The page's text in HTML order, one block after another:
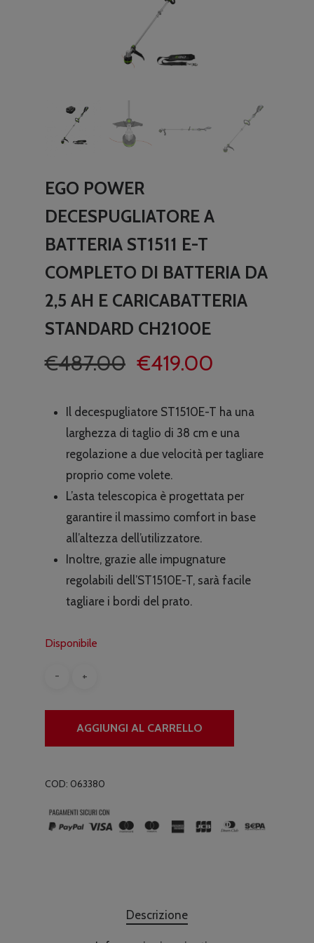
EGO POWER
DECESPUGLIATORE A
BATTERIA ST1511 E-T
COMPLETO DI BATTERIA DA
2,5 AH E CARICABATTERIA
STANDARD CH2100E
€487.00 Il
originale
era:
€487.00.
€419.00
attuale
è:
€419.00.
Il decespugliatore ST1510E-T ha una
larghezza di taglio di 38 cm e una
regolazione a due velocità per tagliare
proprio come volete.
L’asta telescopica è progettata per
garantire il massimo comfort in base
all’altezza dell’utilizzatore.
Inoltre, grazie alle impugnature
regolabili dell’ST1510E-T, sarà facile
tagliare i bordi del prato.
Disponibile
AGGIUNGI AL CARRELLO
COD: 063380
Descrizione